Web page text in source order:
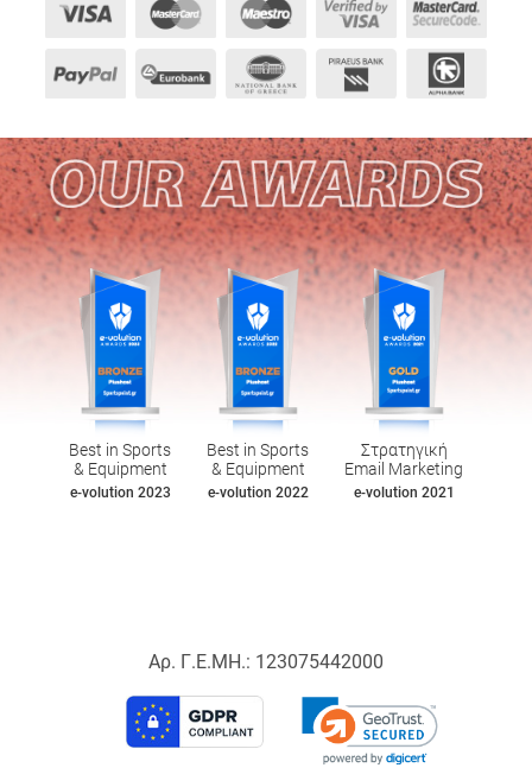
Best in Sports
& Equipment
e-volution 2023
Best in Sports
& Equipment
e-volution 2022
Στρατηγική
Email Marketing
e-volution 2021
Αρ. Γ.Ε.ΜΗ.: 123075442000